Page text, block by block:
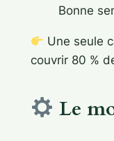
Bonne
Une seule
couvrir 80 %
Le